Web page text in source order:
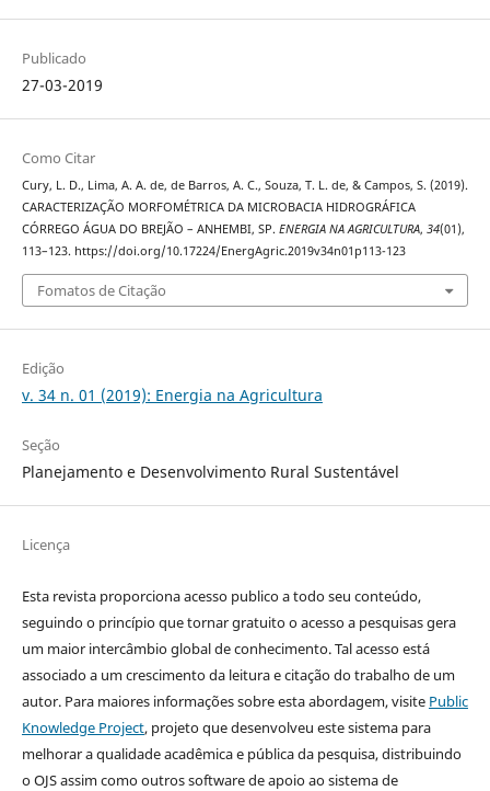
Publicado
27-03-2019
Como Citar
Cury, L. D., Lima, A. A. de, de Barros, A. C., Souza, T. L. de, & Campos, S. (2019).
CARACTERIZAÇÃO MORFOMÉTRICA DA MICROBACIA HIDROGRÁFICA
CÓRREGO ÁGUA DO BREJÃO – ANHEMBI, SP. ENERGIA NA AGRICULTURA, 34(01),
113–123. https://doi.org/10.17224/EnergAgric.2019v34n01p113-123
Fomatos de Citação
Edição
v. 34 n. 01 (2019): Energia na Agricultura
Seção
Planejamento e Desenvolvimento Rural Sustentável
Licença
Esta revista proporciona acesso publico a todo seu conteúdo,
seguindo o princípio que tornar gratuito o acesso a pesquisas gera
um maior intercâmbio global de conhecimento. Tal acesso está
associado a um crescimento da leitura e citação do trabalho de um
autor. Para maiores informações sobre esta abordagem, visite Public
Knowledge Project, projeto que desenvolveu este sistema para
melhorar a qualidade acadêmica e pública da pesquisa, distribuindo
o OJS assim como outros software de apoio ao sistema de